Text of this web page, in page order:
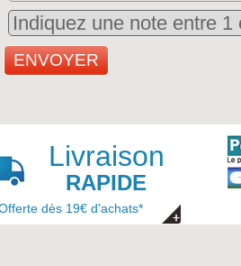
Livraison
RAPIDE
dès 19€ d'achats*